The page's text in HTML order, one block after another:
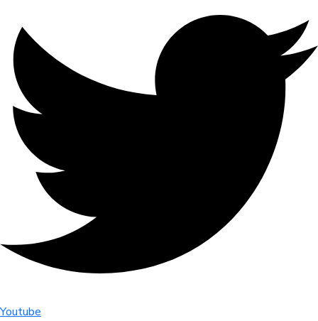
Youtube